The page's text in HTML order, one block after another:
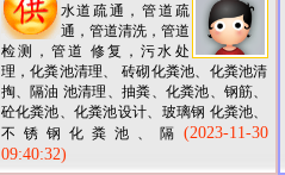
水道疏通，管道疏
通，管道清洗，管道
检测，管道 修复，污水处
理，化粪池清理、 砖砌化粪池、化粪池清
掏、隔油 池清理、抽粪、化粪池、钢筋、
砼化粪池、化粪池设计、玻璃钢 化粪池、
不锈钢化粪池、隔 (2023-11-30
09:40:32)